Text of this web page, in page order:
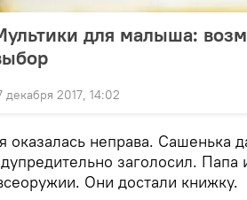
для малыша:
декабря 2017, 14:02
оказалась неправа. Сашенька
заголосил. Папа
Они достали книжку.